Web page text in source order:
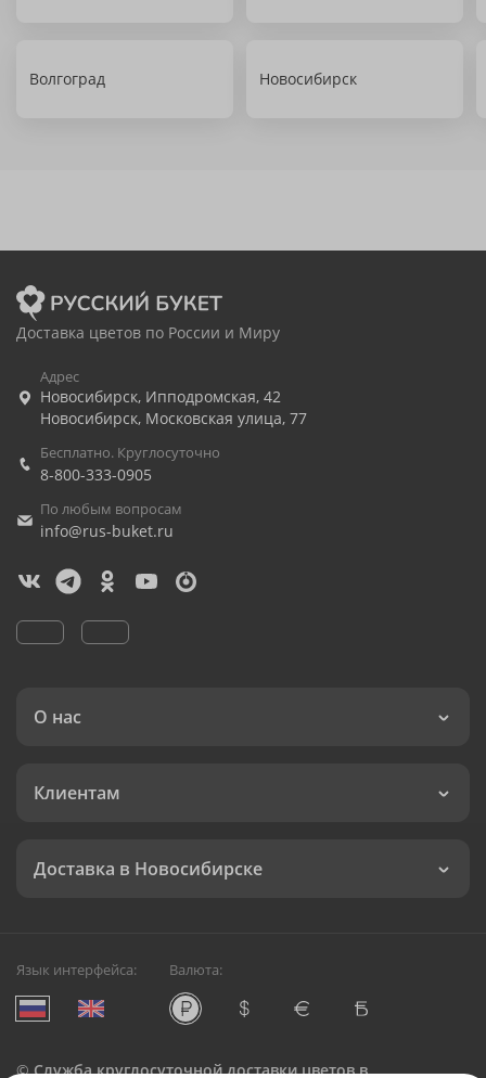
Волгоград Новосибирск
Доставка цветов по России и Миру
Адрес
Новосибирск, Ипподромская, 42
Новосибирск, Московская улица, 77
Бесплатно. Круглосуточно
8-800-333-0905
По любым вопросам
info@rus-buket.ru
О нас
Клиентам
Доставка в Новосибирске
Язык интерфейса: Валюта:
©Служба круглосуточной доставки цветов в